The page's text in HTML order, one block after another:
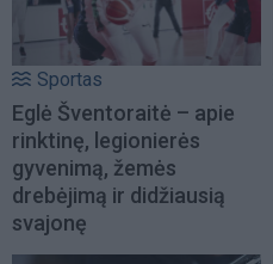
Sportas
Eglė Šventoraitė – apie
rinktinę, legionierės
gyvenimą, žemės
drebėjimą ir didžiausią
svajonę